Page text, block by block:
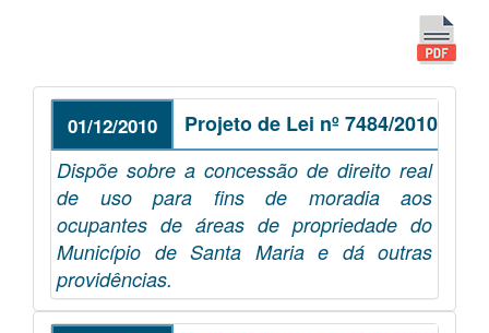
01/12/2010 Projeto de Lei nº 7484/2010
Dispõe sobre a concessão de direito real
de uso para fins de moradia aos
ocupantes de áreas de propriedade do
Município de Santa Maria e dá outras
providências.